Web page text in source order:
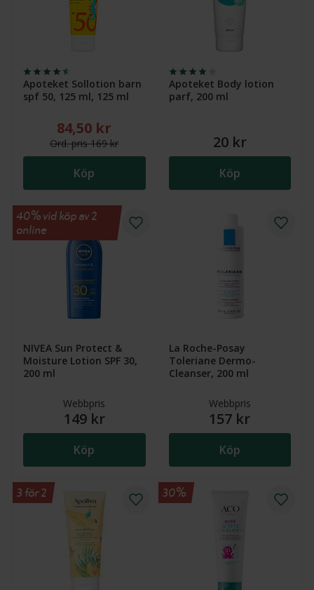
Apoteket Sollotion barn
spf 50, 125 ml, 125 ml
Nytt reducerat pris: 84,50 kr. Ordinarie pris
84,50 kr
Ord.pris169 kr
Köp
Apoteket Body lotion
parf, 200 ml
20 kr
Köp
NIVEA Sun Protect &
Moisture Lotion SPF 30,
200 ml
Webbpris
149 kr
Köp
40% vid köp av 2
online
La Roche-Posay
Toleriane Dermo-
Cleanser, 200 ml
Webbpris
157 kr
Köp
3 för 2 30%